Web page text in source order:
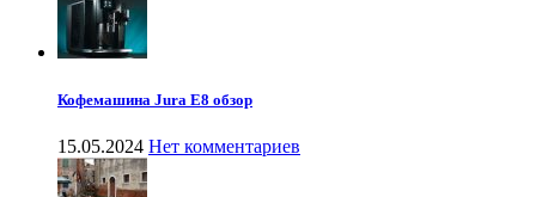
Кофемашина Jura E8 обзор
15.05.2024 Нет комментариев